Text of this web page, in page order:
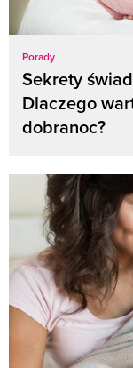
Porady
Sekrety
Dlaczego
dobranoc?